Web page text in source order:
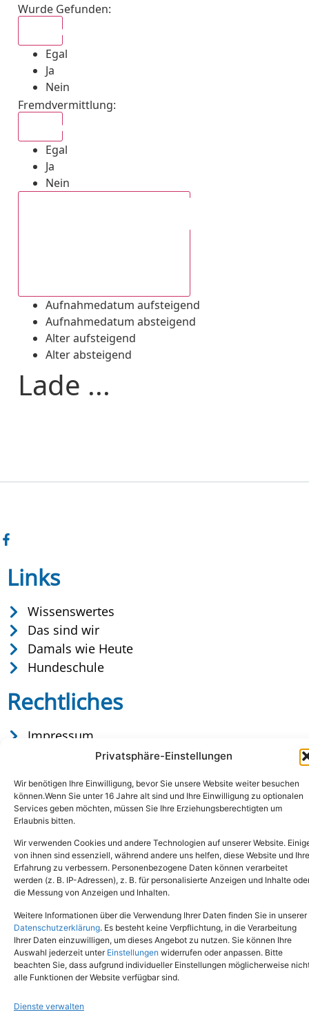
Privatsphäre-Einstellungen
Wir benötigen Ihre Einwilligung, bevor Sie unsere Website weiter besuchen
können.Wenn Sie unter 16 Jahre alt sind und Ihre Einwilligung zu optionalen
Services geben möchten, müssen Sie Ihre Erziehungsberechtigten um
Erlaubnis bitten.
Wir verwenden Cookies und andere Technologien auf unserer Website.
von ihnen sind essenziell, während andere uns helfen, diese Website und Ihre
Erfahrung zu verbessern. Personenbezogene Daten können verarbeitet
werden (z. B. IP-Adressen), z. B. für personalisierte Anzeigen und Inhalte
die Messung von Anzeigen und Inhalten.
Weitere Informationen über die Verwendung Ihrer Daten finden Sie in unserer
Datenschutzerklärung. Es besteht keine Verpflichtung, in die Verarbeitung
Ihrer Daten einzuwilligen, um dieses Angebot zu nutzen. Sie können Ihre
Auswahl jederzeit unter Einstellungen widerrufen oder anpassen. Bitte
beachten Sie, dass aufgrund individueller Einstellungen möglicherweise
alle Funktionen der Website verfügbar sind.
Dienste verwalten
Wurde Gefunden:
Egal
Ja
Nein
Fremdvermittlung:
Egal
Ja
Nein
Aufnahmedatum aufsteigend
Aufnahmedatum absteigend
Alter aufsteigend
Alter absteigend
Lade ...
Links
Wissenswertes
Das sind wir
Damals wie Heute
Hundeschule
Rechtliches
Impressum
Datenschutz
Copyright © 2024. Alle Rechte vorbehalten.
Tel.: (02651) - 77438info@tierheim-mayen.de
In der Pluns 1, 56727 Mayen